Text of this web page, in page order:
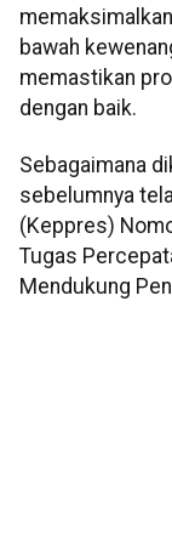
bawah
memastikan
dengan baik.
Sebagaimana
sebelumnya
(Keppres)
Tugas
Mendukung